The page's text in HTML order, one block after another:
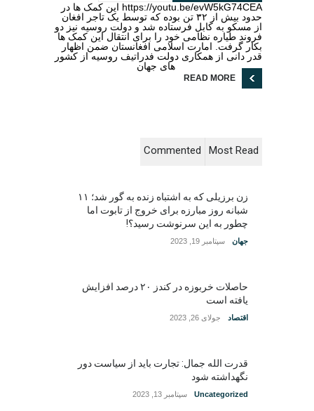
https://youtu.be/evW5kG74CEA این کمک ها در
حدود بیش از ۳۲ تن بوده که توسط یک تاجر افغان
از مسکو به کابل فرستاده شد و دولت روسیه نیز دو
فروند طیاره نظامی خود را برای انتقال این کمک ها
بکار گرفت. امارت اسلامی افغانستان ضمن اظهار
قدر دانی از همکاری دولت فدراتیف روسیه از کشور
های جهان
READ MORE
Most Read
Commented
زن برزیلی که به اشتباه زنده به گور شد؛ ۱۱
شبانه روز مبارزه برای خروج از تابوت اما
چطور به این سرنوشت رسید؟!
جهان سپتامبر 19, 2023
حاصلات خربوزه در کندز ۲۰ درصد افزایش
یافته است
اقتصاد جولای 26, 2023
قدرت الله جمال: تجارت باید از سیاست دور
نگهداشته شود
Uncategorized سپتامبر 13, 2023